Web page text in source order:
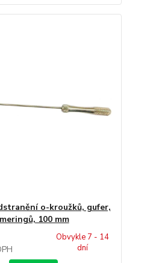
o-kroužků, gufer,
100 mm
Obvykle 7 - 14
dní